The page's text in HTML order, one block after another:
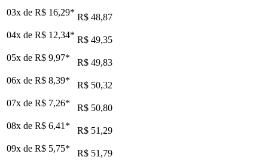
03x de R$ 16,29* R$ 48,87
04x de R$ 12,34* R$ 49,35
05x de R$ 9,97*
R$ 49,83
06x de R$ 8,39*
R$ 50,32
07x de R$ 7,26*
R$ 50,80
08x de R$ 6,41 *
R$ 51,29
09x de R$ 5,75*
R$ 51,79